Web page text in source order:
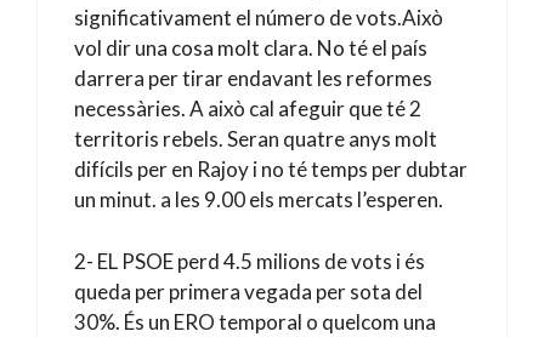
significativament el número de vots.Això
vol dir una cosa molt clara. No té el país
darrera per tirar endavant les reformes
necessàries. A això cal afeguir que té 2
territoris rebels. Seran quatre anys molt
difícils per en Rajoy i no té temps per dubtar
un minut. a les 9.00 els mercats l’esperen.
2- EL PSOE perd 4.5 milions de vots i és
queda per primera vegada per sota del
30%. És un ERO temporal o quelcom una